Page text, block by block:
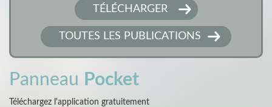
TÉLÉCHARGER
TOUTES LES PUBLICATIONS
Panneau Pocket
Téléchargez l'application gratuitement